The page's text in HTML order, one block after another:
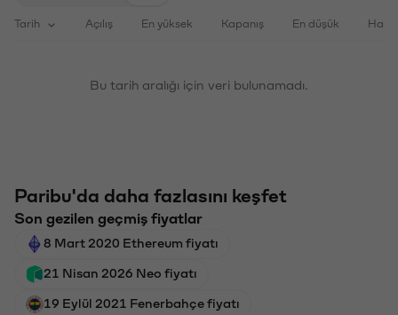
Tarih Açılış En yüksek Kapanış En düşük
Bu tarih aralığı için veri bulunamadı.
Paribu'da daha fazlasını keşfet
Son gezilen geçmiş fiyatlar
8 Mart 2020 Ethereum fiyatı
21 Nisan 2026 Neo fiyatı
19 Eylül 2021 Fenerbahçe fiyatı